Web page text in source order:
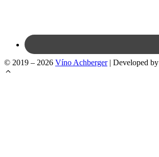
© 2019 – 2026 Víno Achberger| Developed by